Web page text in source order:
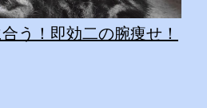
う！即効二の腕痩せ！